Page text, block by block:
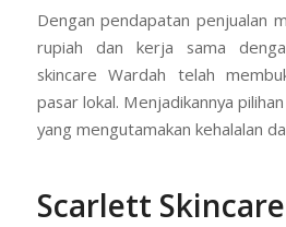
Dengan pendapatan penjualan
rupiah dan kerja sama
skincare Wardah telah
pasar lokal. Menjadikannya
yang mengutamakan kehalalan
Scarlett Skincare